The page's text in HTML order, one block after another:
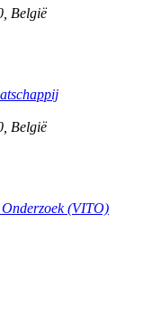
België
België
(VITO)